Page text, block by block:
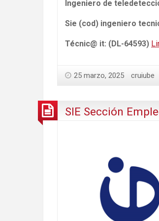
Ingeniero de
Sie (cod) ingeniero
Técnic@ it: (DL-64593)
25 marzo, 2025 cruiube
SIE Sección